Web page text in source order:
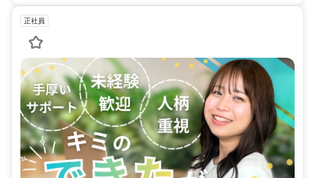
正社員